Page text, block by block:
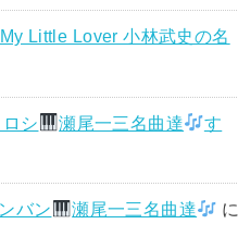
My Little Lover 小林武史の名
シ 瀬尾一三名曲達
す
バン 瀬尾一三名曲達
に